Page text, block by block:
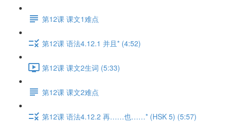
第12课 课文1难点
第12课 语法4.12.1 并且* (4:52)
第12课 课文2生词 (5:33)
第12课 课文2难点
第12课 语法4.12.2 再……也……* (HSK 5) (5:57)